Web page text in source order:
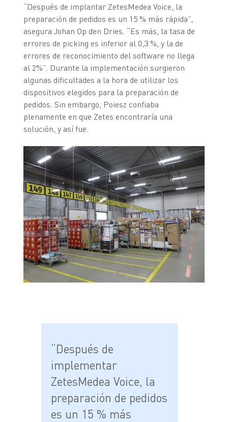
“Después de implantar ZetesMedea Voice, la
preparación de pedidos es un 15 % más rápida”,
asegura Johan Op den Dries. “Es más, la tasa de
errores de picking es inferior al 0,3 %, y la de
errores de reconocimiento del software no llega
al 2%”. Durante la implementación surgieron
algunas dificultades a la hora de utilizar los
dispositivos elegidos para la preparación de
pedidos. Sin embargo, Poiesz confiaba
plenamente en que Zetes encontraría una
solución, y así fue.
“Después de
implementar
ZetesMedea Voice, la
preparación de pedidos
es un 15 % más